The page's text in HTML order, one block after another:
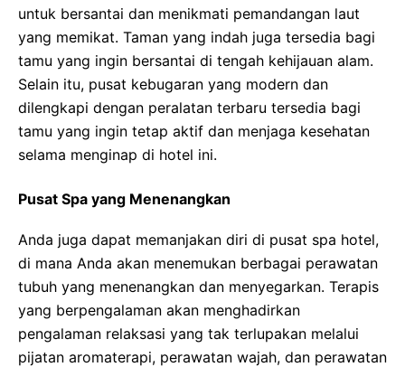
untuk bersantai dan menikmati pemandangan laut
yang memikat. Taman yang indah juga tersedia bagi
tamu yang ingin bersantai di tengah kehijauan alam.
Selain itu, pusat kebugaran yang modern dan
dilengkapi dengan peralatan terbaru tersedia bagi
tamu yang ingin tetap aktif dan menjaga kesehatan
selama menginap di hotel ini.
Pusat Spa yang Menenangkan
Anda juga dapat memanjakan diri di pusat spa hotel,
di mana Anda akan menemukan berbagai perawatan
tubuh yang menenangkan dan menyegarkan. Terapis
yang berpengalaman akan menghadirkan
pengalaman relaksasi yang tak terlupakan melalui
pijatan aromaterapi, perawatan wajah, dan perawatan